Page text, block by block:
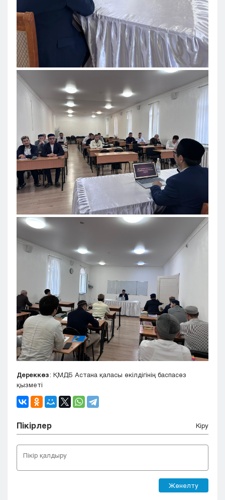
Дереккөз: ҚМДБ Астана қаласы өкілдігінің баспасөз
қызметі
Пікірлер Кіру
Жөнелту